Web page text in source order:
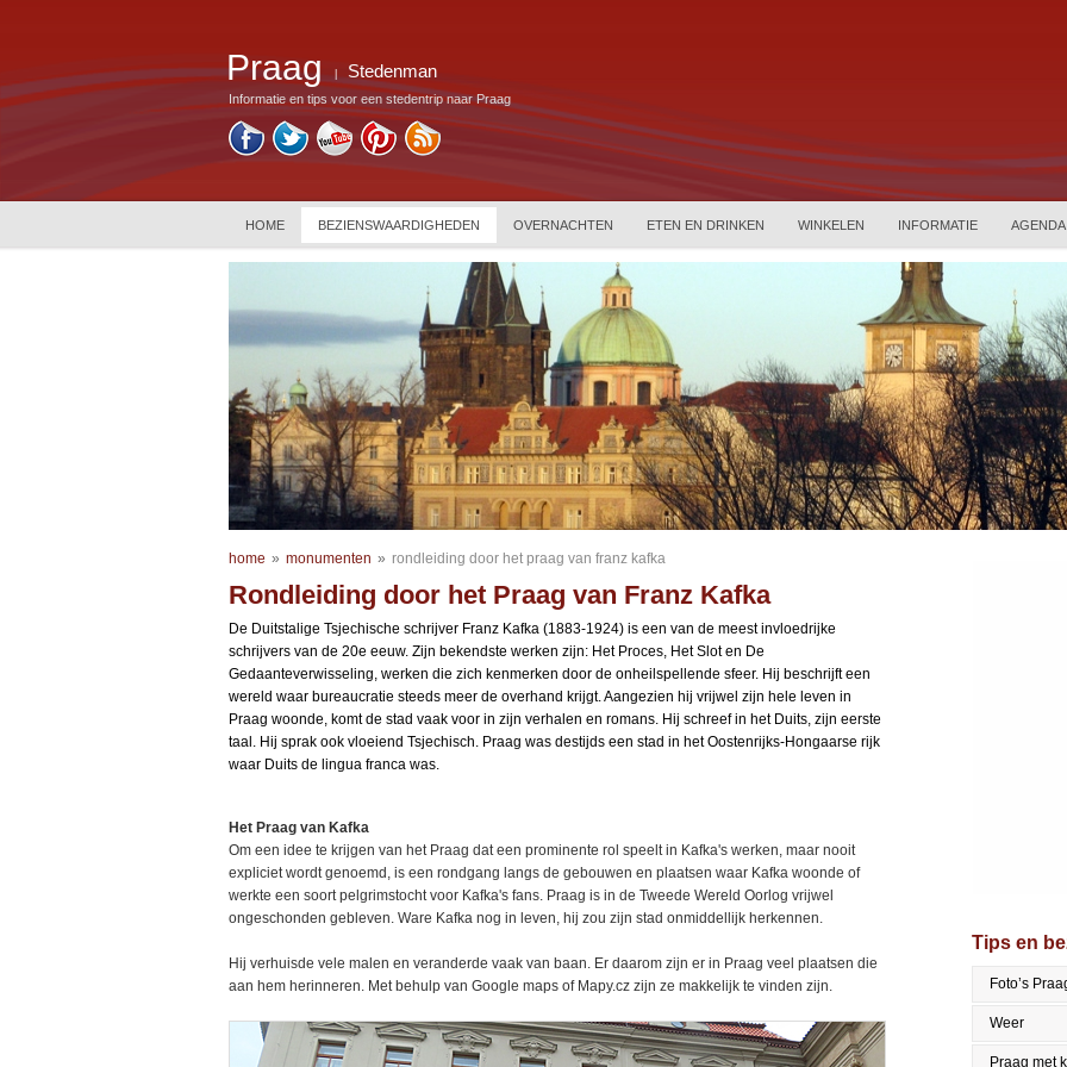
Praag Stedenman
Informatie en tips voor een stedentrip naar Praag
HOME BEZIENSWAARDIGHEDEN OVERNACHTEN ETEN EN DRINKEN WINKELEN INFORMATIE AGENDA
home » monumenten » rondleiding door het praag van franz kafka
Rondleiding door het Praag van Franz Kafka
De Duitstalige Tsjechische schrijver Franz Kafka (1883-1924) is een van de meest invloedrijke
schrijvers van de 20e eeuw. Zijn bekendste werken zijn: Het Proces, Het Slot en De
Gedaanteverwisseling, werken die zich kenmerken door de onheilspellende sfeer. Hij beschrijft een
wereld waar bureaucratie steeds meer de overhand krijgt. Aangezien hij vrijwel zijn hele leven in
Praag woonde, komt de stad vaak voor in zijn verhalen en romans. Hij schreef in het Duits, zijn eerste
taal. Hij sprak ook vloeiend Tsjechisch. Praag was destijds een stad in het Oostenrijks-Hongaarse rijk
waar Duits de lingua franca was.
Het Praag van Kafka
Om een idee te krijgen van het Praag dat een prominente rol speelt in Kafka's werken, maar nooit
expliciet wordt genoemd, is een rondgang langs de gebouwen en plaatsen waar Kafka woonde of
werkte een soort pelgrimstocht voor Kafka's fans. Praag is in de Tweede Wereld Oorlog vrijwel
ongeschonden gebleven. Ware Kafka nog in leven, hij zou zijn stad onmiddellijk herkennen.
Hij verhuisde vele malen en veranderde vaak van baan. Er daarom zijn er in Praag veel plaatsen die
aan hem herinneren. Met behulp van Google maps of Mapy.cz zijn ze makkelijk te vinden zijn.
Tips en
Foto’s
Weer
Praag met